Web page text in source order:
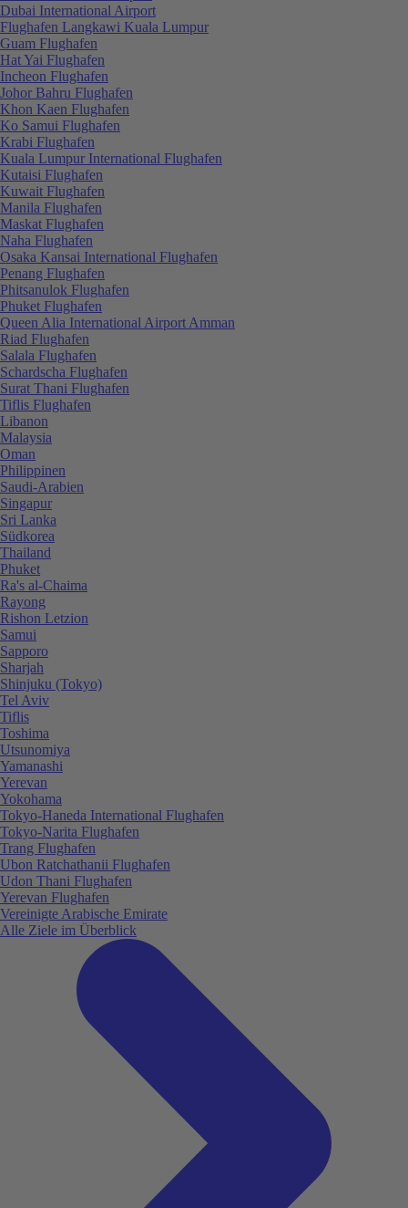
Dubai International Airport
Flughafen Langkawi Kuala Lumpur
Guam Flughafen
Hat Yai Flughafen
Incheon Flughafen
Johor Bahru Flughafen
Khon Kaen Flughafen
Ko Samui Flughafen
Krabi Flughafen
Kuala Lumpur International Flughafen
Kutaisi Flughafen
Kuwait Flughafen
Manila Flughafen
Maskat Flughafen
Naha Flughafen
Osaka Kansai International Flughafen
Penang Flughafen
Phitsanulok Flughafen
Phuket Flughafen
Queen Alia International Airport Amman
Riad Flughafen
Salala Flughafen
Schardscha Flughafen
Surat Thani Flughafen
Tiflis Flughafen
Libanon
Malaysia
Oman
Philippinen
Saudi-Arabien
Singapur
Sri Lanka
Südkorea
Thailand
Phuket
Ra's al-Chaima
Rayong
Rishon Letzion
Samui
Sapporo
Sharjah
Shinjuku (Tokyo)
Tel Aviv
Tiflis
Toshima
Utsunomiya
Yamanashi
Yerevan
Yokohama
Tokyo-Haneda International Flughafen
Tokyo-Narita Flughafen
Trang Flughafen
Ubon Ratchathanii Flughafen
Udon Thani Flughafen
Yerevan Flughafen
Vereinigte Arabische Emirate
Alle Ziele im Überblick